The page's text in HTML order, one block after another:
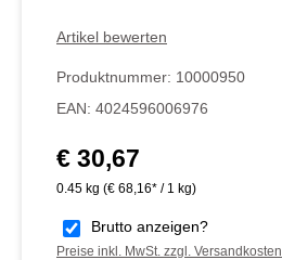
Artikel bewerten
Produktnummer: 10000950
EAN: 4024596006976
Regulärer Preis:
€ 30,67
0.45 kg (€ 68,16* / 1 kg)
Brutto anzeigen?
Preise inkl. MwSt. zzgl. Versandkosten